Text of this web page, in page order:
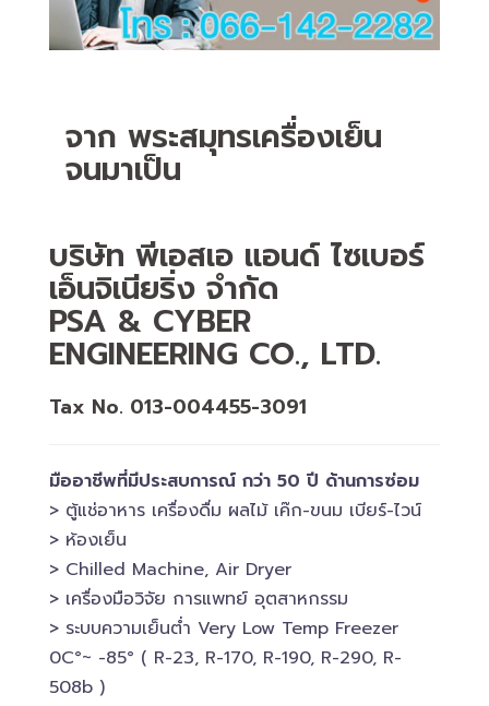
จาก พระสมุทรเครื่องเย็น
จนมาเป็น
บริษัท พีเอสเอ แอนด์ ไซเบอร์
เอ็นจิเนียริ่ง จำกัด
PSA & CYBER
ENGINEERING CO., LTD.
Tax No. 013-004455-3091
มืออาชีพที่มีประสบการณ์ กว่า 50 ปี ด้านการซ่อม
> ตู้แช่อาหาร เครื่องดื่ม ผลไม้ เค๊ก-ขนม เบียร์-ไวน์​
> ห้องเย็น
> Chilled​ Machine, Air Dryer
> เครื่องมือวิจัย การแพทย์​ อุตสาหกรรม
> ระบบความเย็นต่ำ Very Low Temp Freezer
0C°~ -​85° ( R-23, R-170, R-190, R-290, R-
508b )